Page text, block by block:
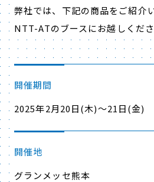
弊社では、下記の商品をご紹介
NTT-ATのブースにお越しくださ
開催期間
2025年2月20日(木)～21日(金)
開催地
グランメッセ熊本